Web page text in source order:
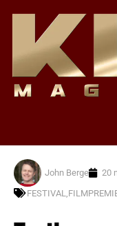
John Berge 20